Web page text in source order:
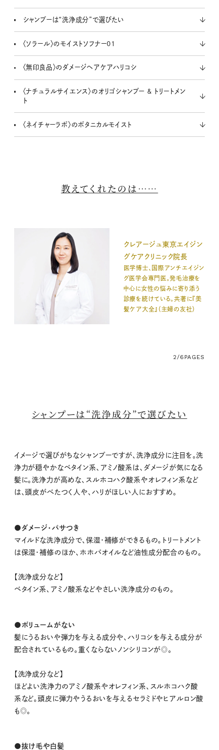
シャンプーは“洗浄成分”で選びたい
〈ソラール〉のモイストソフナー01
〈無印良品〉のダメージヘアケアハリコシ
〈ナチュラルサイエンス〉のオリゴシャンプー & トリートメン
ト
〈ネイチャーラボ〉のボタニカルモイスト
教えてくれたのは……
クレアージュ東京エイジン
グケアクリニック院長
医学博士、国際アンチエイジン
グ医学会専門医。発毛治療を
中心に女性の悩みに寄り添う
診療を続けている。共著に『美
髪ケア大全』（主婦の友社）
2/6 PAGES
シャンプーは“洗浄成分”で選びたい
イメージで選びがちなシャンプーですが、洗浄成分に注目を。洗
浄力が穏やかなベタイン系、アミノ酸系は、ダメージが気になる
髪に。洗浄力が高めな、スルホコハク酸系やオレフィン系など
は、頭皮がべたつく人や、ハリがほしい人におすすめ。
●ダメージ・パサつき
マイルドな洗浄成分で、保湿・補修ができるもの。トリートメント
は保湿・補修のほか、ホホバオイルなど油性成分配合のもの。
【洗浄成分など】
ベタイン系、アミノ酸系などやさしい洗浄成分のもの。
●ボリュームがない
髪にうるおいや弾力を与える成分や、ハリコシを与える成分が
配合されているもの。重くならないノンシリコンが◎。
【洗浄成分など】
ほどよい洗浄力のアミノ酸系やオレフィン系、スルホコハク酸
系など。頭皮に弾力やうるおいを与えるセラミドやヒアルロン酸
も◎。
●抜け毛や白髪